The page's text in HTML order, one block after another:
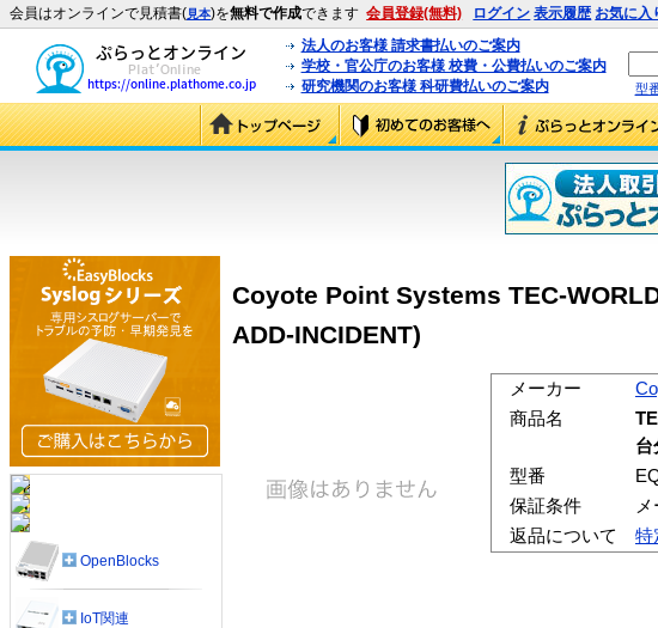
会員はオンラインで見積書(見本)を無料で作成できます 会員登録(無料) ログイン 表示履歴 お気に入
法人のお客様 請求書払いのご案内
学校・官公庁のお客様 校費・公費払いのご案内
研究機関のお客様 科研費払いのご案内
型
Coyote Point Systems TEC-
ADD-INCIDENT)
メーカー
商品名
台
型番
保証条件
返品について
特
OpenBlocks
IoT関連